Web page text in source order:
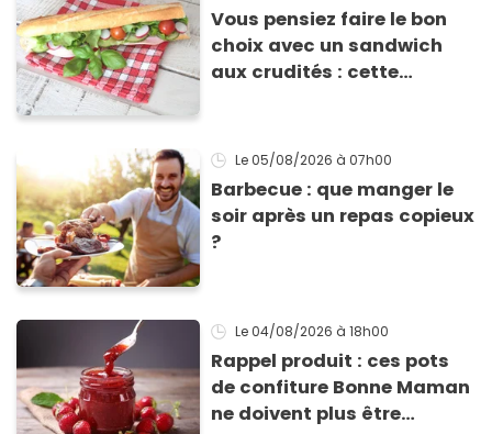
Vous pensiez faire le bon
choix avec un sandwich
aux crudités : cette
Le 05/08/2026 à 07h00
Barbecue : que manger le
soir après un repas copieux
?
Le 04/08/2026 à 18h00
Rappel produit : ces pots
de confiture Bonne Maman
ne doivent plus être